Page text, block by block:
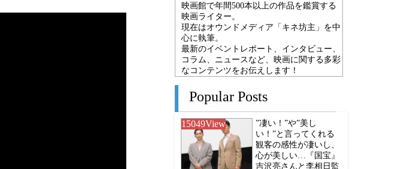
映画館で年間500本以上の作品を鑑賞する
映画ライター。
現在はオウンドメディア「キネ坊主」を中
心に執筆。
最新のイベントレポート、インタビュー、
コラム、ニュースなど、映画に関する多彩
なコンテンツをお伝えします！
Popular Posts
15049View
”凄い！”や”美し
い！”と言ってくれる
観客の感性が凄いし、
心が美しい…『国宝』
吉沢亮さんと李相日監